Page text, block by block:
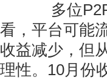
多位P2P
看，平台可能
收益减少，但
理性。10月份